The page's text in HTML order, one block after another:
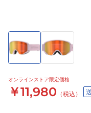
オンラインストア限定価格
￥11,980 （税込）